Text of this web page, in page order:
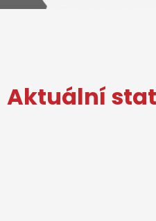
Aktuální